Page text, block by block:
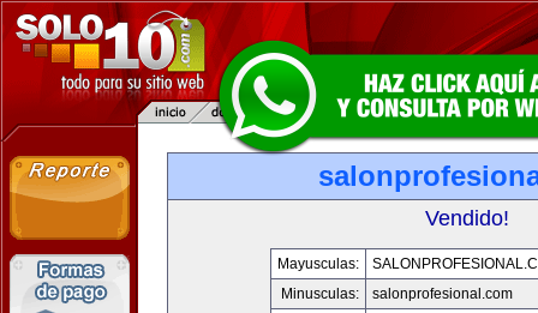
Vendido!
Mayusculas:
Minusculas:
salonprofesional.com